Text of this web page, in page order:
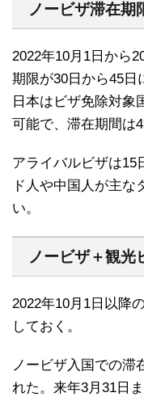
ノービザ滞在期
2022年10月1日から
期限が30日から45日
日本はビザ免除対象
可能で、滞在期間は
アライバルビザは15
ド人や中国人が主
い。
ノービザ＋観光
2022年10月1日以降
しておく。
ノービザ入国での滞
れた。来年3月31日